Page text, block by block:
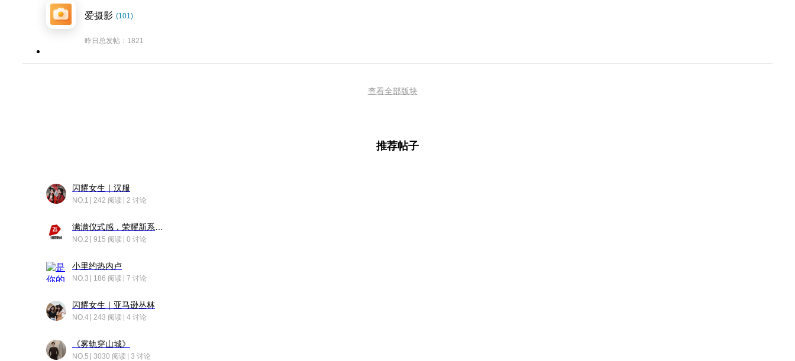
爱摄影 (101)
昨日总发帖：1821
查看全部版块
推荐帖子
闪耀女生｜汉服
NO.1 242 阅读 2 讨论
NO.2 915 阅读 0 讨论
小里约热内卢
NO.3 186 阅读 7 讨论
闪耀女生｜亚马逊丛林
NO.4 243 阅读 4 讨论
《雾轨穿山城》
NO.5 3030 阅读 3 讨论